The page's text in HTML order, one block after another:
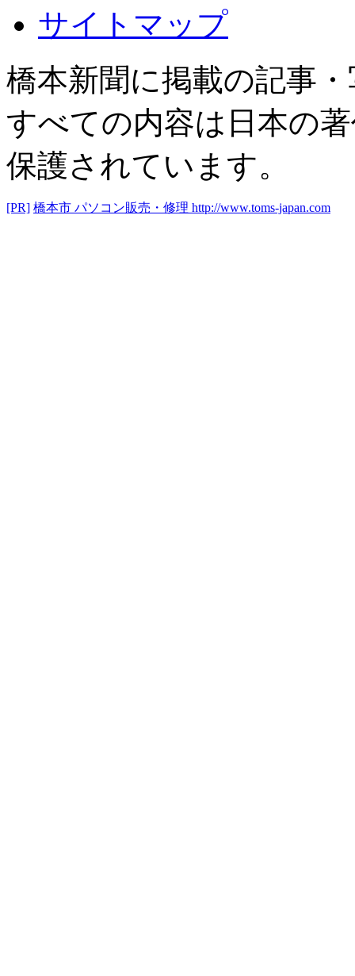
サイトマップ
橋本新聞に掲載の記事
すべての内容は日本の
保護されています。
[PR] 橋本市 パソコン販売・修理 http://www.toms-japan.com